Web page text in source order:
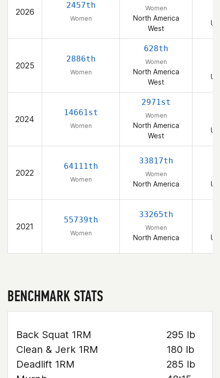
2026
2457th
Women
Women
North America
West
2025
2886th
Women
628th
Women
North America
West
2024
14661st
Women
2971st
Women
North America
West
2022
64111th
Women
33817th
Women
North America
2021
55739th
Women
33265th
Women
North America
BENCHMARK STATS
Back Squat 1RM
295 lb
Clean & Jerk 1RM
180 lb
Deadlift 1RM
285 lb